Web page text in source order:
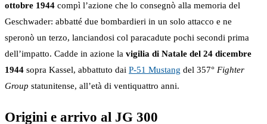
ottobre 1944 compì l’azione che lo consegnò alla memoria del
Geschwader: abbatté due bombardieri in un solo attacco e ne
speronò un terzo, lanciandosi col paracadute pochi secondi prima
dell’impatto. Cadde in azione la vigilia di Natale del 24 dicembre
1944 sopra Kassel, abbattuto dai P-51 Mustang del 357° Fighter
Group statunitense, all’età di ventiquattro anni.
Origini e arrivo al JG 300